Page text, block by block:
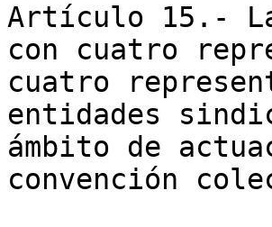
Artículo 15.-
con cuatro
cuatro
entidades
ámbito de
convención